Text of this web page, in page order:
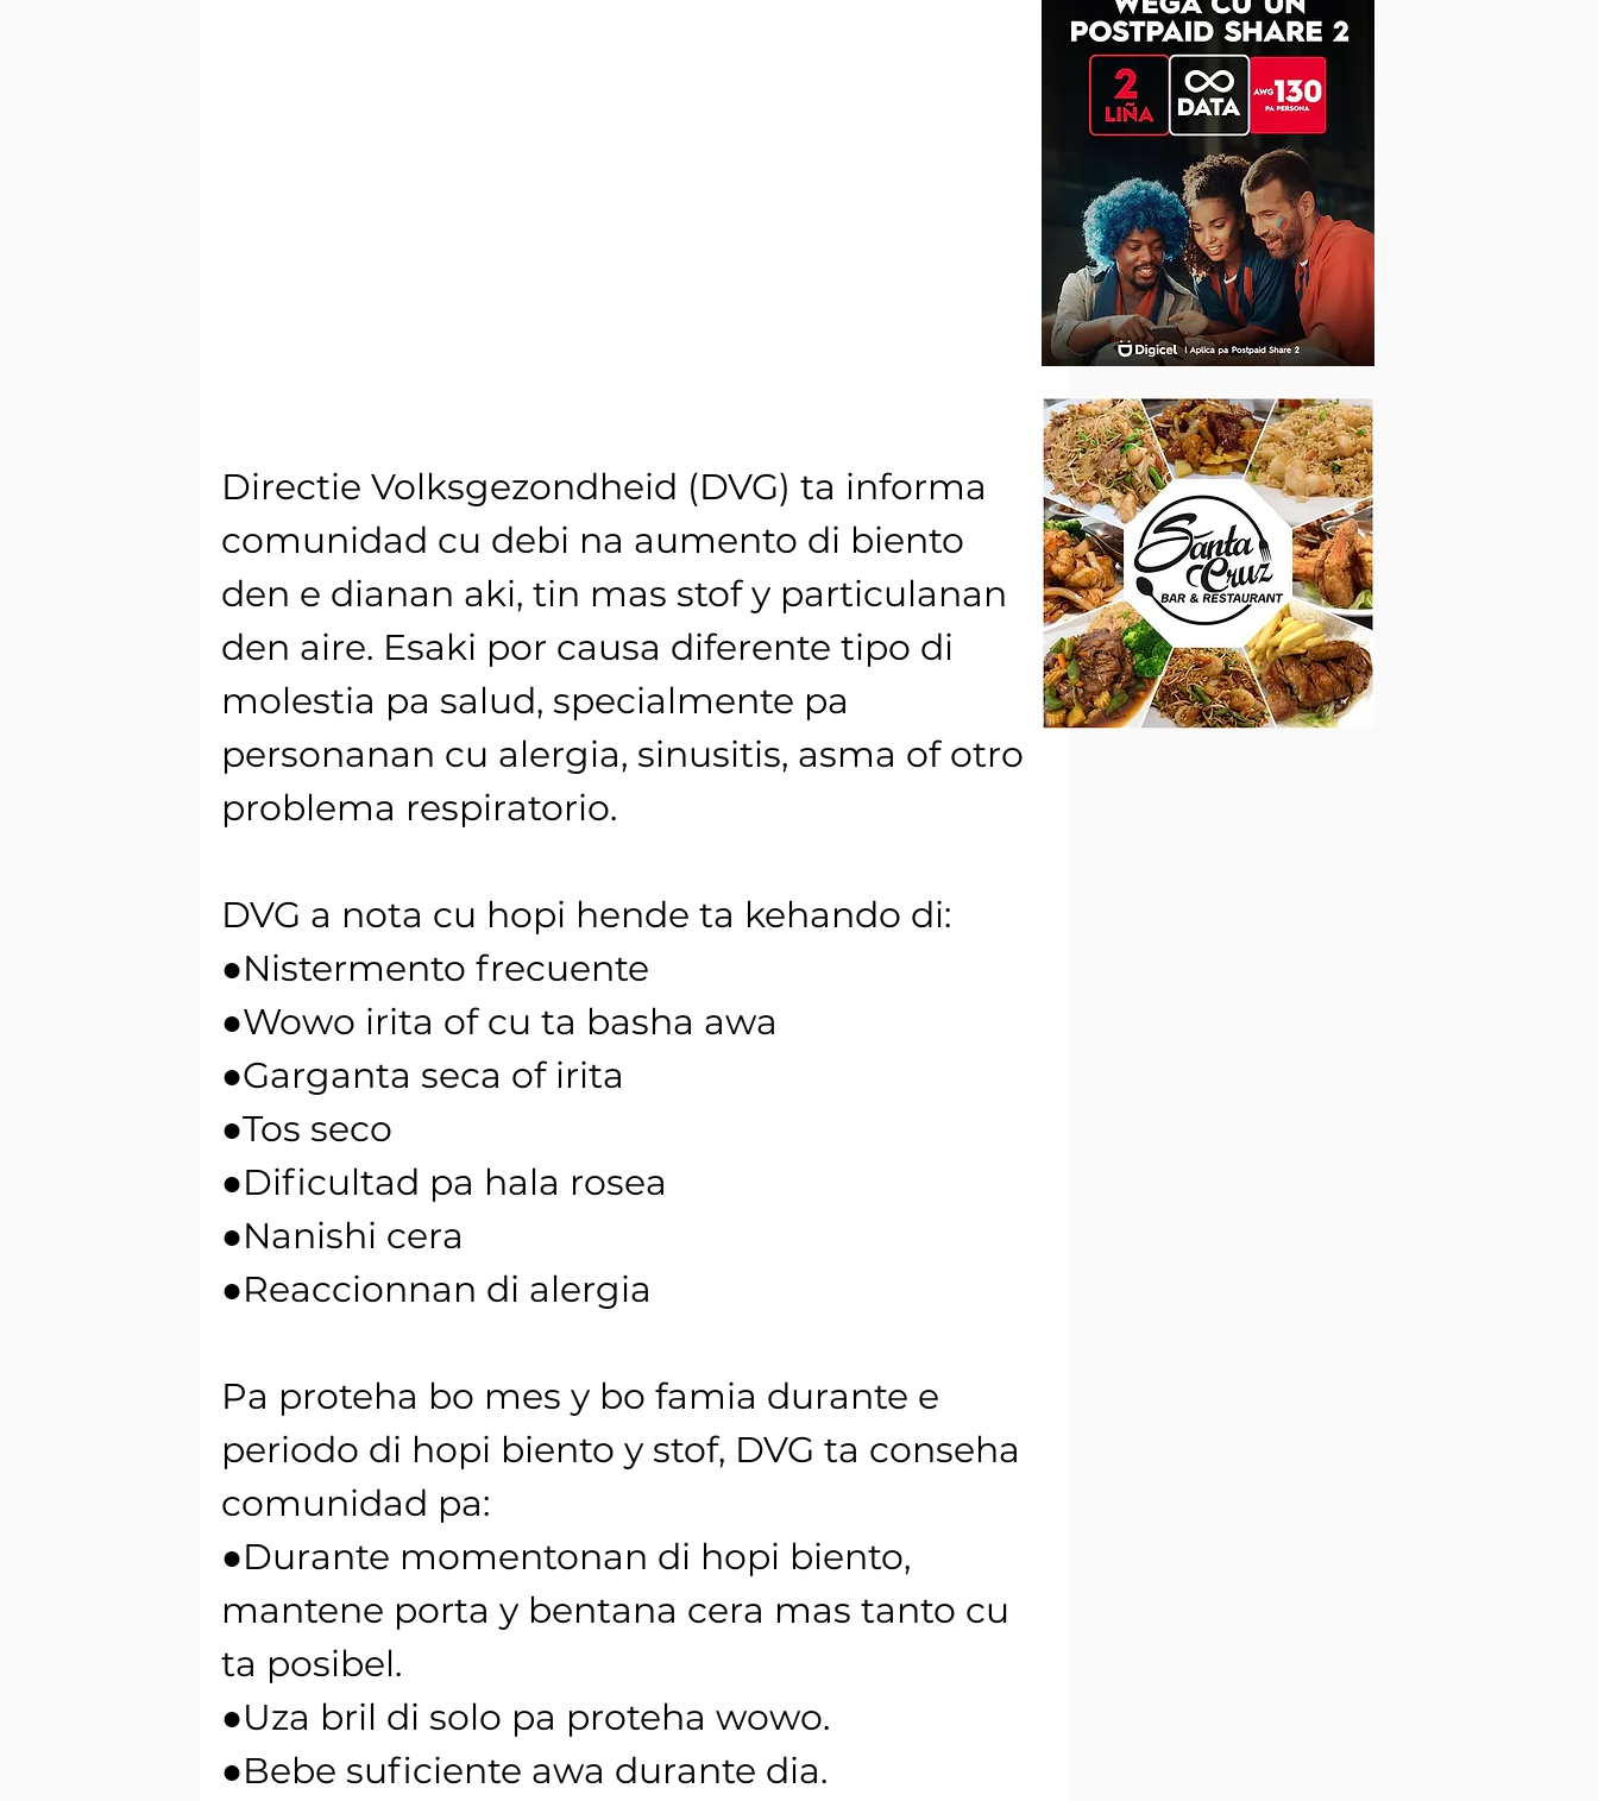
Directie Volksgezondheid (DVG) ta informa
comunidad cu debi na aumento di biento
den e dianan aki, tin mas stof y particulanan
den aire. Esaki por causa diferente tipo di
molestia pa salud, specialmente pa
personanan cu alergia, sinusitis, asma of otro
problema respiratorio.
DVG a nota cu hopi hende ta kehando di:
●Nistermento frecuente
●Wowo irita of cu ta basha awa
●Garganta seca of irita
●Tos seco
●Dificultad pa hala rosea
●Nanishi cera
●Reaccionnan di alergia
Pa proteha bo mes y bo famia durante e
periodo di hopi biento y stof, DVG ta conseha
comunidad pa:
●Durante momentonan di hopi biento,
mantene porta y bentana cera mas tanto cu
ta posibel.
●Uza bril di solo pa proteha wowo.
●Bebe suficiente awa durante dia.